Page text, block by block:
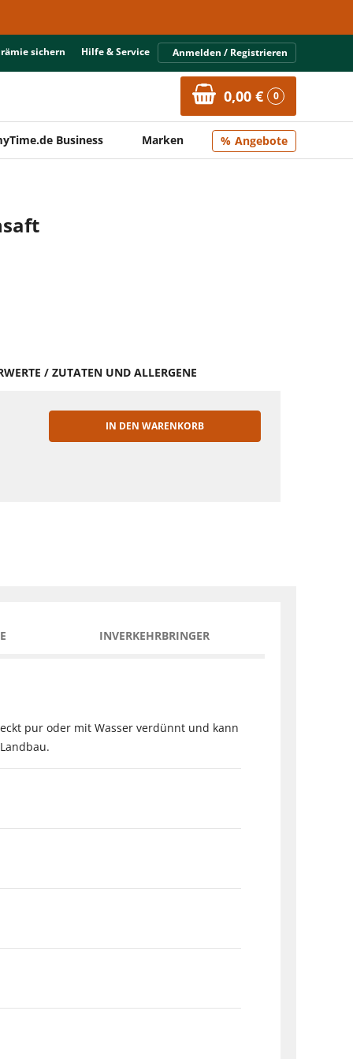
sichern Hilfe & Service Anmelden / Registrieren
0,00 € 0
Business Marken Angebote
/ ZUTATEN UND ALLERGENE
IN DEN WARENKORB
INVERKEHRBRINGER
pur oder mit Wasser verdünnt und kann